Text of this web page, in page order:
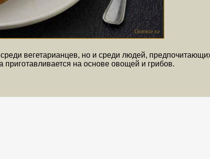
вегетарианцев, но и среди людей,
приготавливается на основе овощей и грибов.